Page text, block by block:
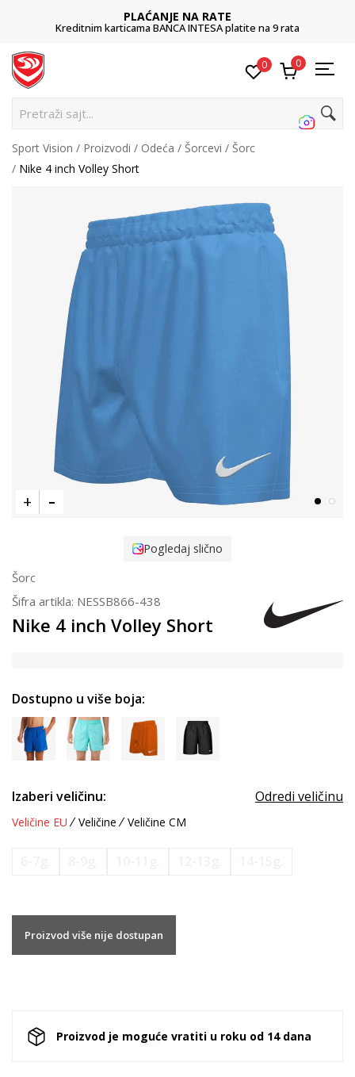
PLAĆANJE NA RATE
Kreditnim karticama BANCA INTESA platite na 9 rata
0 0
Pretraži sajt...
Sport Vision Proizvodi Odeća Šorcevi
Šorc
Nike 4 inch Volley Short
Pogledaj slično
Šorc
Šifra artikla: NESSB866-438
Nike 4 inch Volley Short
Dostupno u više boja:
Izaberi veličinu: Odredi veličinu
Veličine EU Veličine Veličine CM
Proizvod više nije dostupan
Proizvod je moguće vratiti u roku od 14 dana